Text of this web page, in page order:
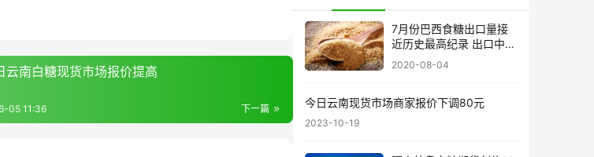
云南白糖现货市场报价提高
下一篇
05 11:36
7月份巴西食糖出口量接
近历史最高纪录 出口中国
超40万吨
2020-08-04
今日云南现货市场商家报价下调80元
2023-10-19